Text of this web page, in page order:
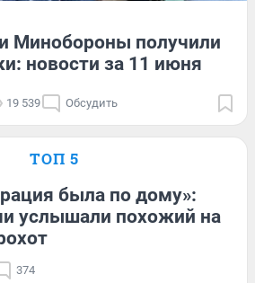
Минобороны получили
новости за 11 июня
19 539 Обсудить
ТОП 5
была по дому»:
услышали похожий на
374